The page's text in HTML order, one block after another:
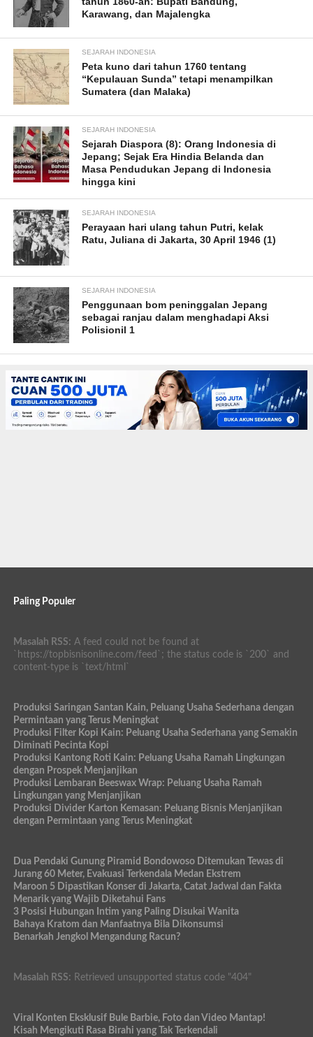
Karawang, dan Majalengka
SEJARAH INDONESIA
Peta kuno dari tahun 1760 tentang
“Kepulauan Sunda” tetapi menampilkan
Sumatera (dan Malaka)
SEJARAH INDONESIA
Sejarah Diaspora (8): Orang Indonesia di
Jepang; Sejak Era Hindia Belanda dan
Masa Pendudukan Jepang di Indonesia
hingga kini
SEJARAH INDONESIA
Perayaan hari ulang tahun Putri, kelak
Ratu, Juliana di Jakarta, 30 April 1946 (1)
SEJARAH INDONESIA
Penggunaan bom peninggalan Jepang
sebagai ranjau dalam menghadapi Aksi
Polisionil 1
Paling Populer
Masalah RSS: A feed could not be found at
`https://topbisnisonline.com/feed`; the status code is `200` and
content-type is `text/html`
Produksi Saringan Santan Kain, Peluang Usaha Sederhana dengan
Permintaan yang Terus Meningkat
Produksi Filter Kopi Kain: Peluang Usaha Sederhana yang Semakin
Diminati Pecinta Kopi
Produksi Kantong Roti Kain: Peluang Usaha Ramah Lingkungan
dengan Prospek Menjanjikan
Produksi Lembaran Beeswax Wrap: Peluang Usaha Ramah
Lingkungan yang Menjanjikan
Produksi Divider Karton Kemasan: Peluang Bisnis Menjanjikan
dengan Permintaan yang Terus Meningkat
Dua Pendaki Gunung Piramid Bondowoso Ditemukan Tewas di
Jurang 60 Meter, Evakuasi Terkendala Medan Ekstrem
Maroon 5 Dipastikan Konser di Jakarta, Catat Jadwal dan Fakta
Menarik yang Wajib Diketahui Fans
3 Posisi Hubungan Intim yang Paling Disukai Wanita
Bahaya Kratom dan Manfaatnya Bila Dikonsumsi
Benarkah Jengkol Mengandung Racun?
Masalah RSS: Retrieved unsupported status code "404"
Viral Konten Eksklusif Bule Barbie, Foto dan Video Mantap!
Kisah Mengikuti Rasa Birahi yang Tak Terkendali